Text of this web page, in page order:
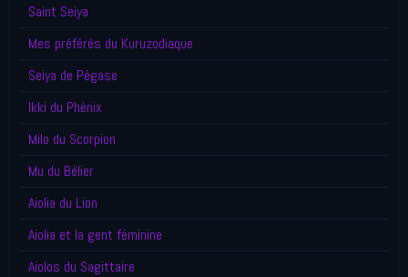
Saint Seiya
Mes préférés du Kuruzodiaque
Seiya de Pégase
Ikki du Phénix
Milo du Scorpion
Mu du Bélier
Aiolia du Lion
Aiolia et la gent féminine
Aiolos du Sagittaire